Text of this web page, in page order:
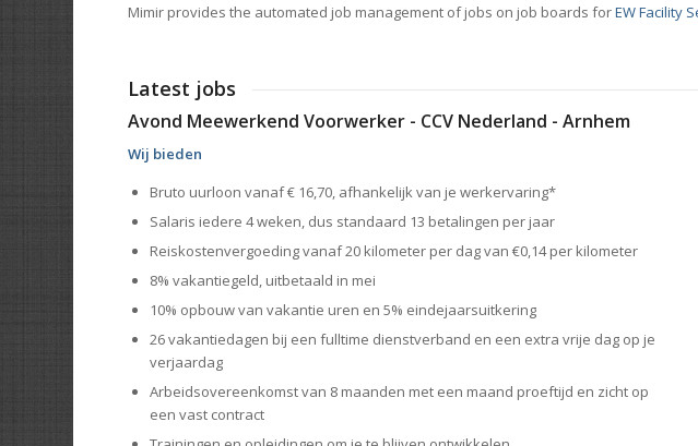
Mimir provides the automated job management of jobs on job boards forEW Facility
Latest jobs
Avond Meewerkend Voorwerker - CCV Nederland - Arnhem
Wij bieden
Bruto uurloon vanaf € 16,70, afhankelijk van je werkervaring*
Salaris iedere 4 weken, dus standaard 13 betalingen per jaar
Reiskostenvergoeding vanaf 20 kilometer per dag van €0,14 per kilometer
8% vakantiegeld, uitbetaald in mei
10% opbouw van vakantie uren en 5% eindejaarsuitkering
26 vakantiedagen bij een fulltime dienstverband en een extra vrije dag op je
verjaardag
Arbeidsovereenkomst van 8 maanden met een maand proeftijd en zicht op
een vast contract